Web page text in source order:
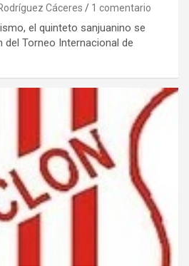
Cáceres 1 comentario
el quinteto sanjuanino se
del Torneo Internacional de